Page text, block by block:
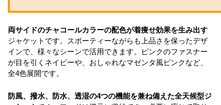
両サイドのチャコールカラーの配色が着痩せ効果を生み出す
ジャケットです。スポーティーながらも上品さを保ったデザ
インで、様々なシーンで活用できます。ピンクのファスナー
が目を引くネイビーや、おしゃれなマゼンタ風ピンクなど、
全4色展開です。
防風、撥水、防水、透湿の4つの機能を兼ね備えた全天候型ジ